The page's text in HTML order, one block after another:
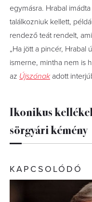
egymásra. Hrabal
találkozniuk kellett,
rendező teát rendelt,
„Ha jött a pincér, Hrabal
ismerne, mintha nem is
az Újszónakadott
Ikonikus
sörgyári kémény
KAPCSOLÓDÓ